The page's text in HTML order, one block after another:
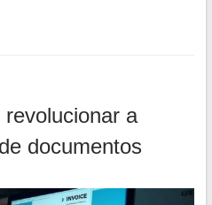
a
documentos